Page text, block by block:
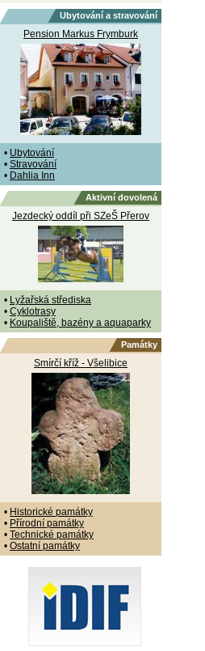
Ubytování a stravování
Pension Markus Frymburk
• Ubytování
• Stravování
• Dahlia Inn
Aktivní dovolená
Jezdecký oddíl při SZeŠ Přerov
• Lyžařská střediska
• Cyklotrasy
• Koupaliště, bazény a aquaparky
Památky
Smírčí kříž - Všelibice
• Historické památky
• Přírodní památky
• Technické památky
• Ostatní památky